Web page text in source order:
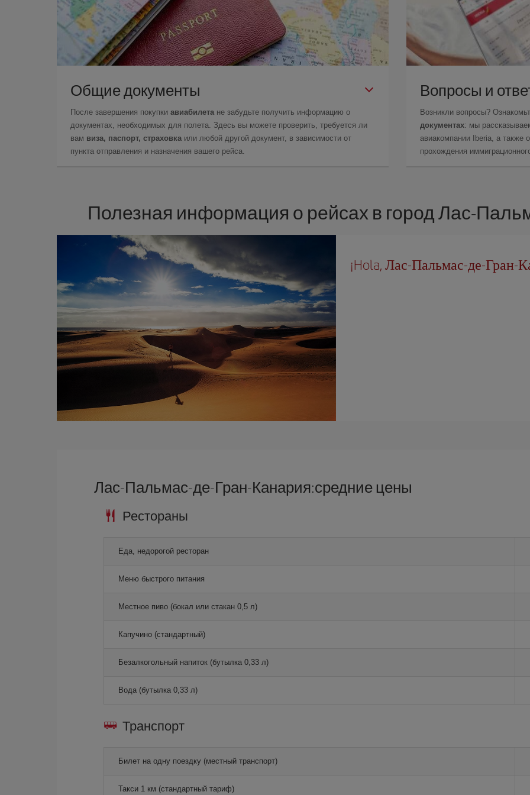
Общие документы
После завершения покупки авиабилета не забудьте получить информацию о
документах, необходимых для полета. Здесь вы можете проверить, требуется ли
вам виза, паспорт, страховка или любой другой документ, в зависимости от
пункта отправления и назначения вашего рейса.
Вопросы и
Возникли вопросы?
документах: мы
авиакомпании Iberia, а также
прохождения
Полезная информация о рейсах в город Лас-
¡Hola, Лас-Пальмас-де-Гран-
Лас-Пальмас-де-Гран-Канария:средние цены
Рестораны
Еда, недорогой ресторан
Меню быстрого питания
Местное пиво (бокал или стакан 0,5 л)
Капучино (стандартный)
Безалкогольный напиток (бутылка 0,33 л)
Вода (бутылка 0,33 л)
Транспорт
Билет на одну поездку (местный транспорт)
Такси 1 км (стандартный тариф)